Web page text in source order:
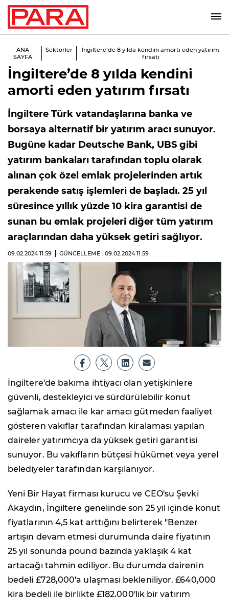
ANA
SAYFA
Sektörler
İngiltere’de 8 yılda kendini amorti eden yatırım
fırsatı
İngiltere’de 8 yılda kendini
amorti eden yatırım fırsatı
İngiltere Türk vatandaşlarına banka ve
borsaya alternatif bir yatırım aracı sunuyor.
Bugüne kadar Deutsche Bank, UBS gibi
yatırım bankaları tarafından toplu olarak
alınan çok özel emlak projelerinden artık
perakende satış işlemleri de başladı. 25 yıl
süresince yıllık yüzde 10 kira garantisi de
sunan bu emlak projeleri diğer tüm yatırım
araçlarından daha yüksek getiri sağlıyor.
09.02.202411:59 GÜNCELLEME : 09.02.202411:59
İngiltere'de bakıma ihtiyacı olan yetişkinlere
güvenli, destekleyici ve sürdürülebilir konut
sağlamak amacı ile kar amacı gütmeden faaliyet
gösteren vakıflar tarafından kiralaması yapılan
daireler yatırımcıya da yüksek getiri garantisi
sunuyor. Bu vakıfların bütçesi hükümet veya yerel
belediyeler tarafından karşılanıyor.
Yeni Bir Hayat firması kurucu ve CEO'su Şevki
Akaydın, İngiltere genelinde son 25 yıl içinde konut
fiyatlarının 4,5 kat arttığını belirterek "Benzer
artışın devam etmesi durumunda daire fiyatının
25 yıl sonunda pound bazında yaklaşık 4 kat
artacağı tahmin ediliyor. Bu durumda dairenin
bedeli £728,000'a ulaşması bekleniliyor. £640,000
kira bedeli ile birlikte £182,000'lik bir yatırım